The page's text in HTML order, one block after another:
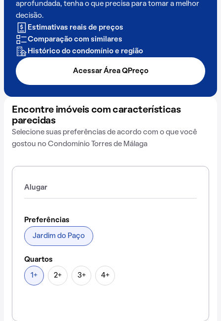
aprofundada, tenha o que precisa para tomar a melhor
decisão.
Estimativas reais de preços
Comparação com similares
Histórico do condomínio e região
Acessar Área QPreço
Encontre imóveis com características
parecidas
Selecione suas preferências de acordo com o que você
gostou no Condomínio Torres de Málaga
Alugar
Preferências
Jardim do Paço
Quartos
1+ 2+ 3+ 4+